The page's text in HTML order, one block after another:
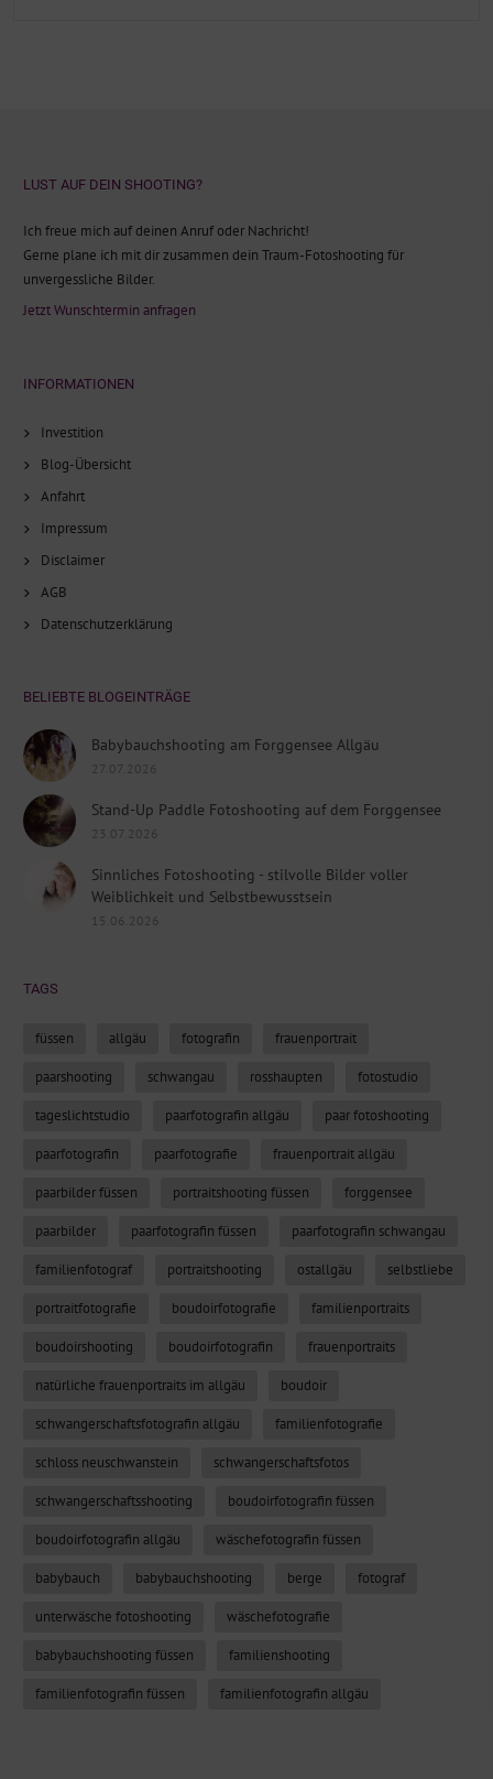
LUST AUF DEIN SHOOTING?
Ich freue mich auf deinen Anruf oder Nachricht!
Gerne plane ich mit dir zusammen dein Traum-Fotoshooting für
unvergessliche Bilder.
Jetzt Wunschtermin anfragen
INFORMATIONEN
Investition
Blog-Übersicht
Anfahrt
Impressum
Disclaimer
AGB
Datenschutzerklärung
BELIEBTE BLOGEINTRÄGE
Babybauchshooting am Forggensee Allgäu
27.07.2026
Stand-Up Paddle Fotoshooting auf dem Forggensee
23.07.2026
Sinnliches Fotoshooting - stilvolle Bilder voller
Weiblichkeit und Selbstbewusstsein
15.06.2026
TAGS
füssen allgäu fotografin frauenportrait
paarshooting schwangau rosshaupten fotostudio
tageslichtstudio paarfotografin allgäu paar fotoshooting
paarfotografin paarfotografie frauenportrait allgäu
paarbilder füssen portraitshooting füssen forggensee
paarbilder paarfotografin füssen paarfotografin schwangau
familienfotograf portraitshooting ostallgäu selbstliebe
portraitfotografie boudoirfotografie familienportraits
boudoirshooting boudoirfotografin frauenportraits
natürliche frauenportraits im allgäu boudoir
schwangerschaftsfotografin allgäu familienfotografie
schloss neuschwanstein schwangerschaftsfotos
schwangerschaftsshooting boudoirfotografin füssen
boudoirfotografin allgäu wäschefotografin füssen
babybauch babybauchshooting berge fotograf
unterwäsche fotoshooting wäschefotografie
babybauchshooting füssen familienshooting
familienfotografin füssen familienfotografin allgäu